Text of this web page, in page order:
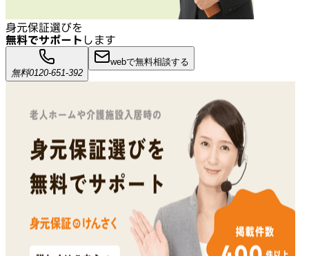
身元保証選びを
無料でサポート します
無料0120-651-392
webで無料相談する